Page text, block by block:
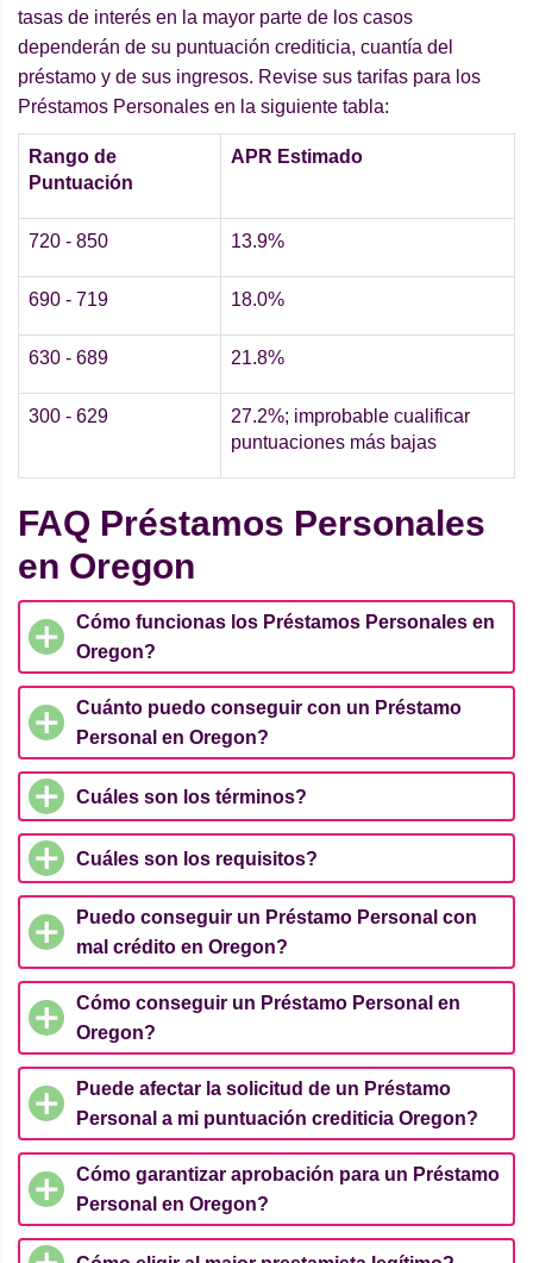
tasas de interés en la mayor parte de los casos
dependerán de su puntuación crediticia, cuantía del
préstamo y de sus ingresos. Revise sus tarifas para los
Préstamos Personales en la siguiente tabla:
Rango de
Puntuación
APR Estimado
720 - 850 13.9%
690 - 719 18.0%
630 - 689 21.8%
300 - 629
27.2%; improbable cualificar
puntuaciones más bajas
FAQ Préstamos Personales
en Oregon
Cómo funcionas los Préstamos Personales en
Oregon?
Cuánto puedo conseguir con un Préstamo
Personal en Oregon?
Cuáles son los términos?
Cuáles son los requisitos?
Puedo conseguir un Préstamo Personal con
mal crédito en Oregon?
Cómo conseguir un Préstamo Personal en
Oregon?
Puede afectar la solicitud de un Préstamo
Personal a mi puntuación crediticia Oregon?
Cómo garantizar aprobación para un Préstamo
Personal en Oregon?